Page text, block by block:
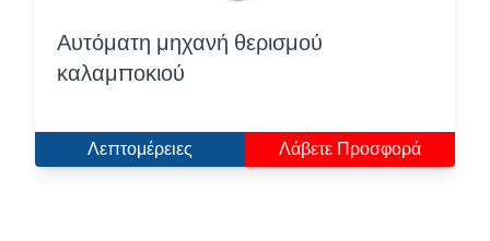
Αυτόματη μηχανή θερισμού
καλαμποκιού
Λεπτομέρειες Λάβετε Προσφορά